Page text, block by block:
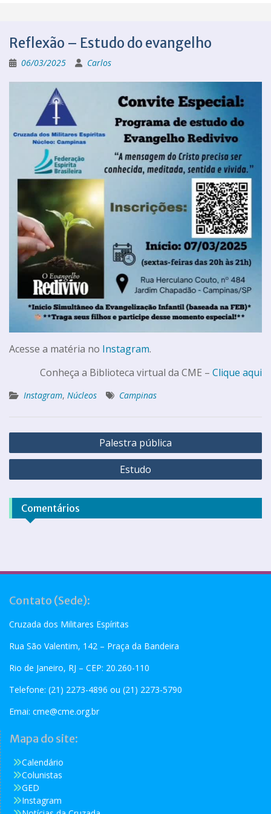
Reflexão – Estudo do evangelho
06/03/2025 Carlos
Acesse a matéria no Instagram.
Conheça a Biblioteca virtual da CME – Clique aqui
Instagram, Núcleos Campinas
Palestra pública
Estudo
Comentários
Contato (Sede):
Cruzada dos Militares Espíritas
Rua São Valentim, 142 – Praça da Bandeira
Rio de Janeiro, RJ – CEP: 20.260-110
Telefone: (21) 2273-4896 ou (21) 2273-5790
Emai: cme@cme.org.br
Mapa do site:
Calendário
Colunistas
GED
Instagram